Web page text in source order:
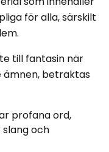
för alla, särskilt
till fantasin när
betraktas
profana ord,
och